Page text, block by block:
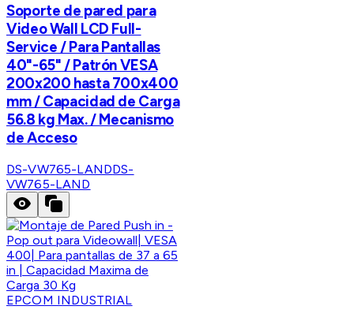
Soporte de pared para
Video Wall LCD Full-
Service / Para Pantallas
40"-65" / Patrón VESA
200x200 hasta 700x400
mm / Capacidad de Carga
56.8 kg Max. / Mecanismo
de Acceso
DS-VW765-LANDDS-
VW765-LAND
EPCOM INDUSTRIAL